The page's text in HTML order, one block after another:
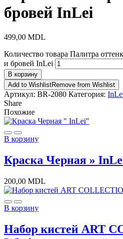
бровей InLei
499,00 MDL
Количество товара Палитра
и бровей InLei
В корзину
Add to WishlistRemove from Wishlist
Артикул: BR-2080 Категория:
Share
Похожие
В корзину
Краска Черная »
200,00 MDL
В корзину
Набор кистей ART